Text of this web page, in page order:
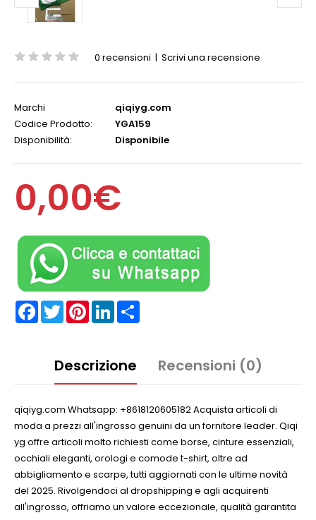
0 recensioni | Scrivi una recensione
Marchi
qiqiyg.com
Codice Prodotto:
YGA159
Disponibilità:
Disponibile
0,00€
Facebook
TwitterPinterestLinkedIn
Descrizione Recensioni (0)
qiqiyg.com Whatsapp: +8618120605182 Acquista articoli di
moda a prezzi all'ingrosso genuini da un fornitore leader. Qiqi
yg offre articoli molto richiesti come borse, cinture essenziali,
occhiali eleganti, orologi e comode t-shirt, oltre ad
abbigliamento e scarpe, tutti aggiornati con le ultime novità
del 2025. Rivolgendoci al dropshipping e agli acquirenti
all'ingrosso, offriamo un valore eccezionale, qualità garantita